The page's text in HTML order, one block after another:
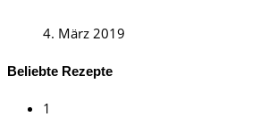
4. März 2019
Beliebte Rezepte
1